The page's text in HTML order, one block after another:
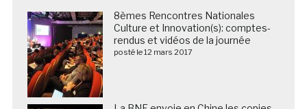
8èmes Rencontres Nationales
Culture et Innovation(s): comptes-
rendus et vidéos de la journée
posté le 12 mars 2017